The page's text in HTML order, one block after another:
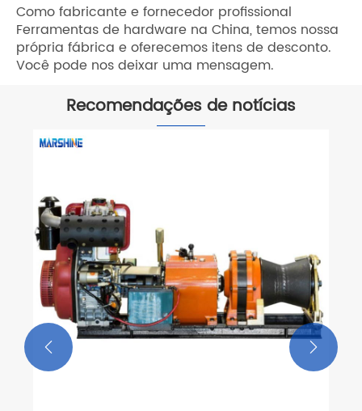
Como fabricante e fornecedor profissional
Ferramentas de hardware na China, temos nossa
própria fábrica e oferecemos itens de desconto.
Você pode nos deixar uma mensagem.
Recomendações de notícias
de cabos indispensável para a
instalação de cabos?
Veja mais >>
 